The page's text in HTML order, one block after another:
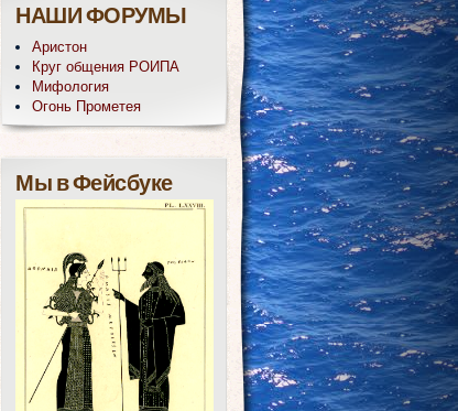
НАШИ ФОРУМЫ
Аристон
Круг общения РОИПА
Мифология
Огонь Прометея
Мы в Фейсбуке